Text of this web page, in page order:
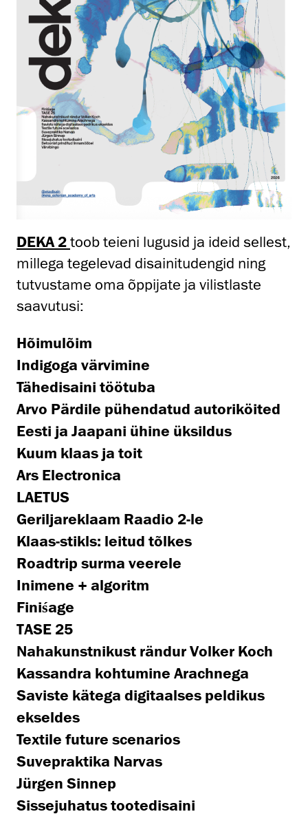
DEKA 2 toob teieni lugusid ja ideid sellest,
millega tegelevad disainitudengid ning
tutvustame oma õppijate ja vilistlaste
saavutusi:
Hõimulõim
Indigoga värvimine
Tähedisaini töötuba
Arvo Pärdile pühendatud autoriköited
Eesti ja Jaapani ühine üksildus
Kuum klaas ja toit
Ars Electronica
LAETUS
Geriljareklaam Raadio 2-le
Klaas-stikls: leitud tõlkes
Roadtrip surma veerele
Inimene + algoritm
Finiśage
TASE 25
Nahakunstnikust rändur Volker Koch
Kassandra kohtumine Arachnega
Saviste kätega digitaalses peldikus
ekseldes
Textile future scenarios
Suvepraktika Narvas
Jürgen Sinnep
Sissejuhatus tootedisaini